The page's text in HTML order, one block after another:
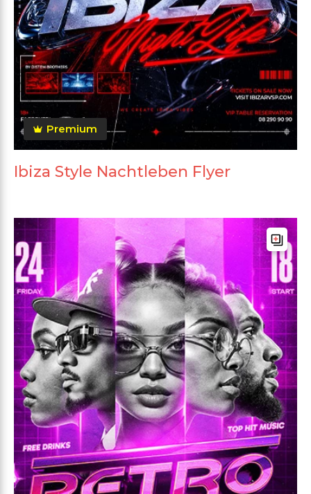
Premium
Ibiza Style Nachtleben Flyer